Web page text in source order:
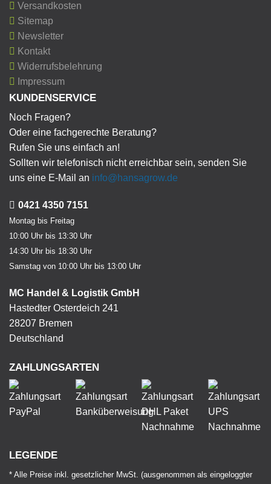
Versandkosten
Sitemap
Newsletter
Kontakt
Widerrufsbelehrung
Impressum
KUNDENSERVICE
Noch Fragen?
Oder eine fachgerechte Beratung?
Rufen Sie uns einfach an!
Sollten wir telefonisch nicht erreichbar sein, senden Sie
uns eine E-Mail an info@hansagrow.de
0421 4350 7151
Montag bis Freitag
10:00 Uhr bis 13:30 Uhr
14:30 Uhr bis 18:30 Uhr
Samstag von 10:00 Uhr bis 13:00 Uhr
MC Handel & Logistik GmbH
Hastedter Osterdeich 241
28207 Bremen
Deutschland
ZAHLUNGSARTEN
LEGENDE
* Alle Preise inkl. gesetzlicher MwSt. (ausgenommen als eingeloggter